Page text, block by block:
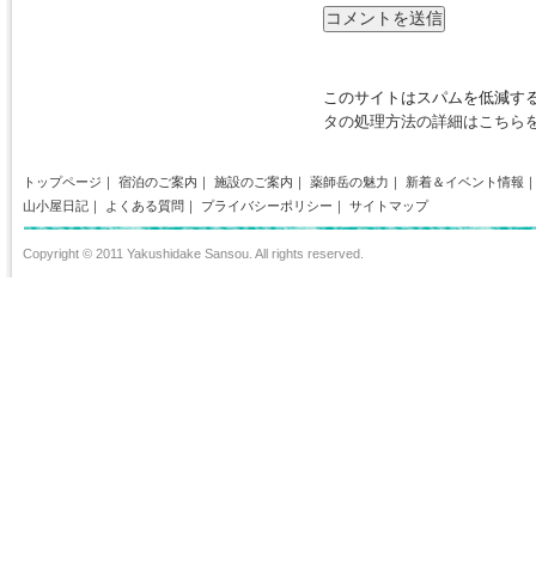
このサイトはスパムを低減す
タの処理方法の詳細はこちら
トップページ ｜ 宿泊のご案内 ｜ 施設のご案内 ｜ 薬師岳の魅力 ｜ 新着＆イベント情報 ｜
山小屋日記 ｜ よくある質問 ｜ プライバシーポリシー ｜ サイトマップ
Copyright © 2011 Yakushidake Sansou. All rights reserved.